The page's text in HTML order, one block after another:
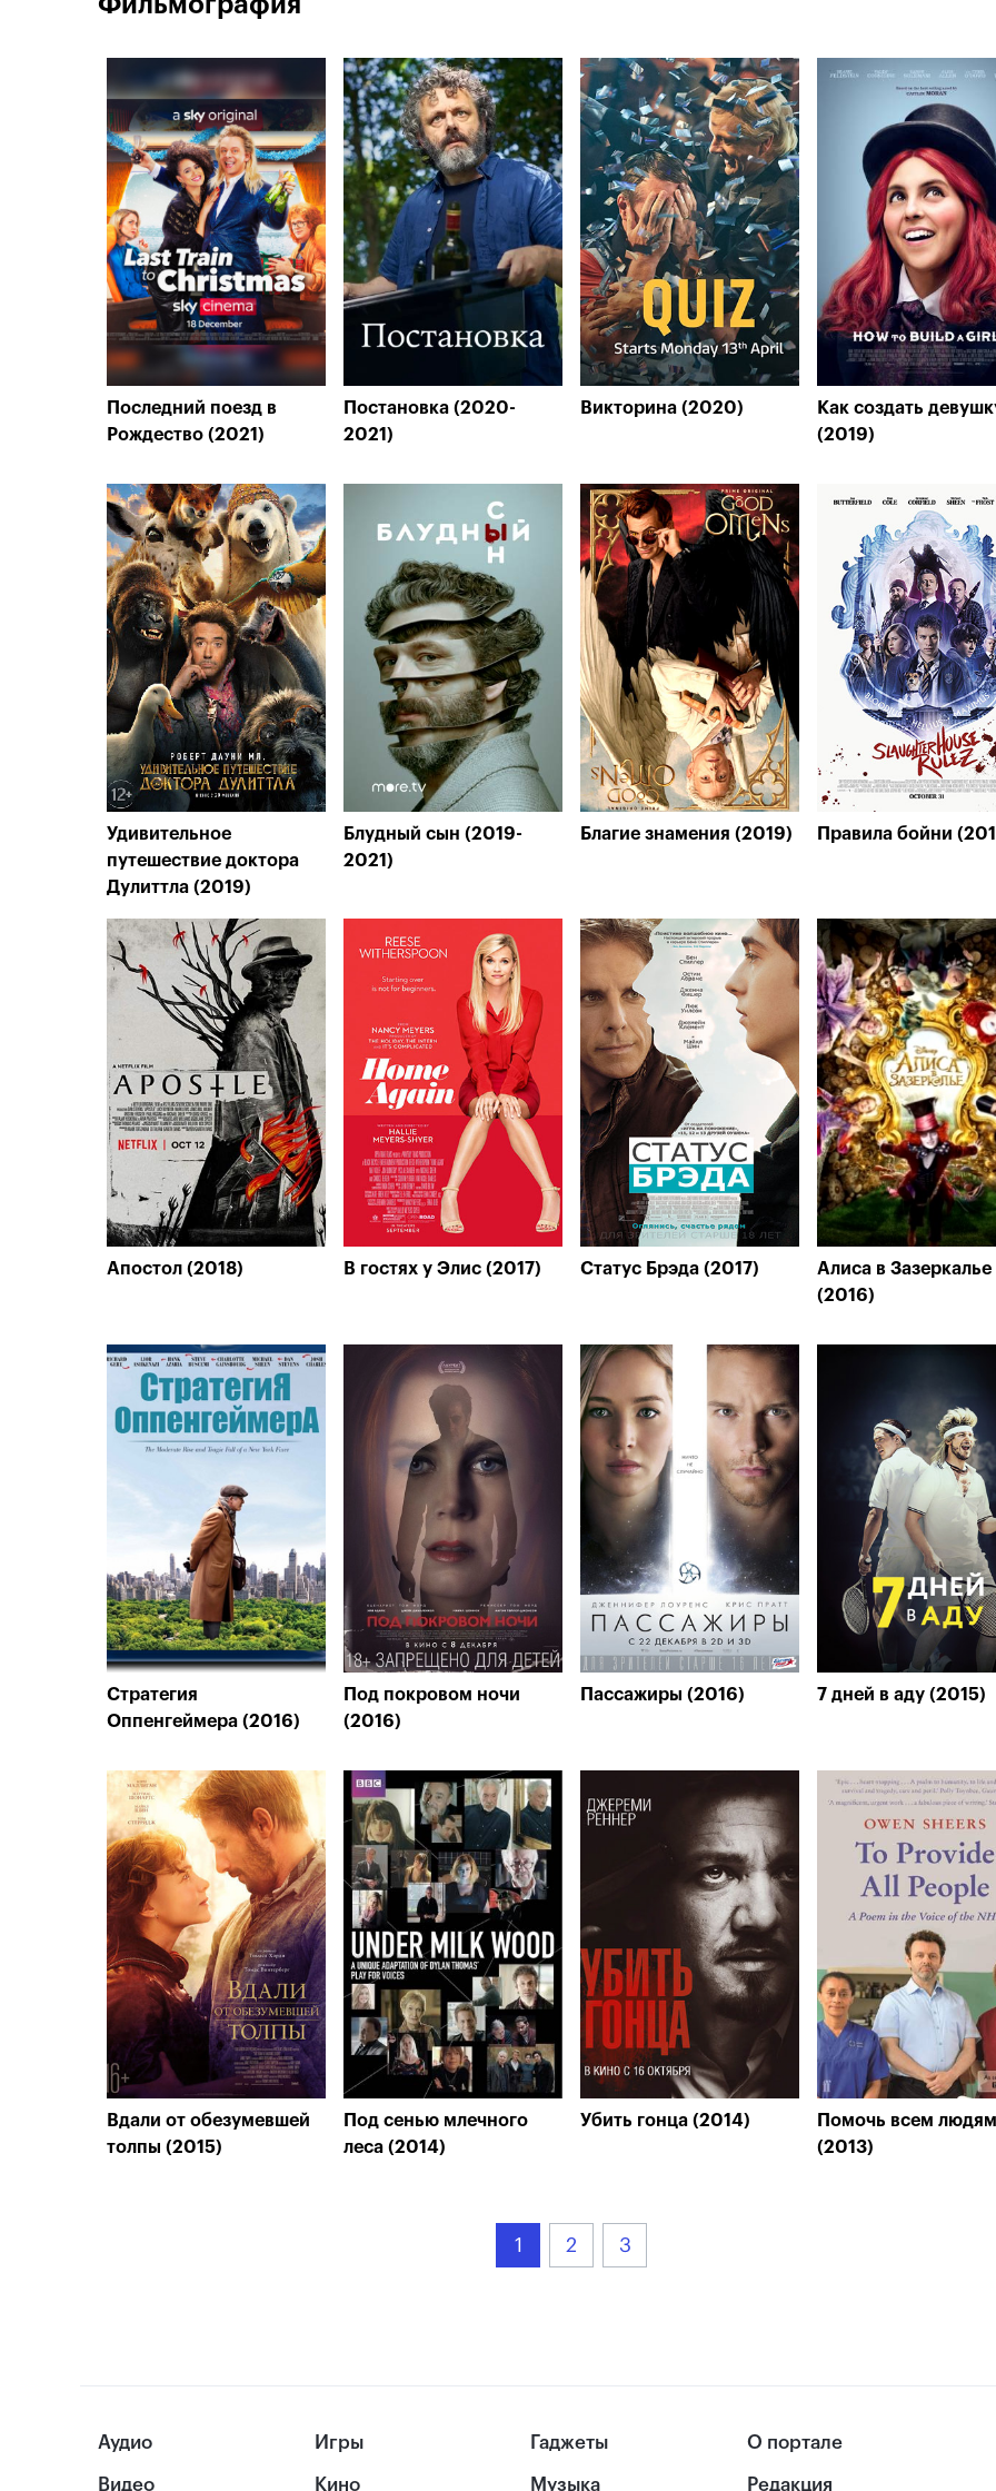
Последний поезд в
Рождество (2021)
Постановка (2020-
2021)
Викторина (2020)
Как создать
(2019)
Удивительное
путешествие доктора
Дулиттла (2019)
Блудный сын (2019-
2021)
Благие знамения (2019) Правила бойни
Апостол (2018) В гостях у Элис (2017) Статус Брэда (2017)
Алиса в Зазеркалье
(2016)
Стратегия
Оппенгеймера (2016)
Под покровом ночи
(2016)
Пассажиры (2016) 7 дней в аду (2015)
Вдали от обезумевшей
толпы (2015)
Под сенью млечного
леса (2014)
Убить гонца (2014)
Помочь всем людям
(2013)
1 2 3
Аудио
Видео
Игры
Кино
Гаджеты
Музыка
О портале
Редакция